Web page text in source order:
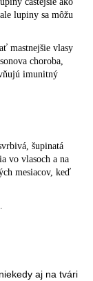
lupiny sa môžu
mastnejšie vlasy
choroba,
imunitný
šupinatá
vo vlasoch a na
mesiacov, keď
aj na tvári